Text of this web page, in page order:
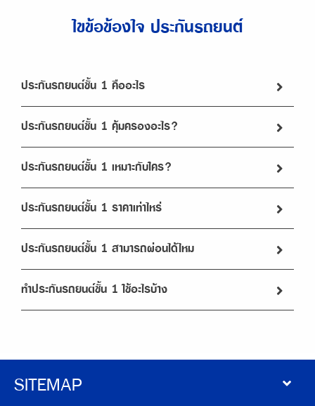
ไขข้อข้องใจ ประกันรถยนต์
ประกันรถยนต์ชั้น 1 คืออะไร
ประกันรถยนต์ชั้น 1 คุ้มครองอะไร?
ประกันรถยนต์ชั้น 1 เหมาะกับใคร?
ประกันรถยนต์ชั้น 1 ราคาเท่าไหร่
ประกันรถยนต์ชั้น 1 สามารถผ่อนได้ไหม
ทําประกันรถยนต์ชั้น 1 ใช้อะไรบ้าง
SITEMAP